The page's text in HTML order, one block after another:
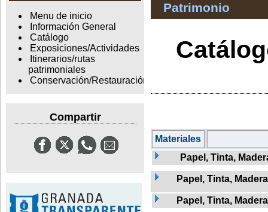
Menu de inicio
Información General
Catálogo
Exposiciones/Actividades
Itinerarios/rutas
patrimoniales
Conservación/Restauración
Compartir
Patrimonio
Materiales
Papel, Tinta,
Papel, Tinta,
Papel, Tinta,